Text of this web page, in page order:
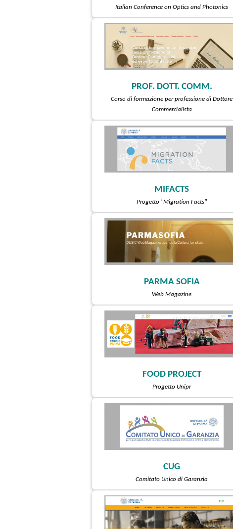
Italian Conference on Optics and Photonics
PROF. DOTT. COMM.
Corso di formazione per professione di Dottore
Commercialista
MIFACTS
Progetto "Migration Facts"
PARMA SOFIA
Web Magazine
FOOD PROJECT
Progetto Unipr
CUG
Comitato Unico di Garanzia